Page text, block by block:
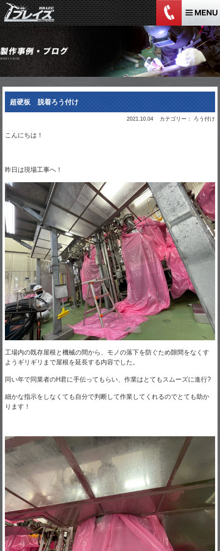
超硬板 脱着ろう付け
2021.10.04 カテゴリー： ろう付け
こんにちは！
昨日は現場工事へ！
工場内の既存屋根と機械の間から、モノの落下を防ぐため隙間をなくす
ようギリギリまで屋根を延長する内容でした。
同い年で同業者のH君に手伝ってもらい、作業はとてもスムーズに進行?
細かな指示をしなくても自分で判断して作業してくれるのでとても助か
ります！